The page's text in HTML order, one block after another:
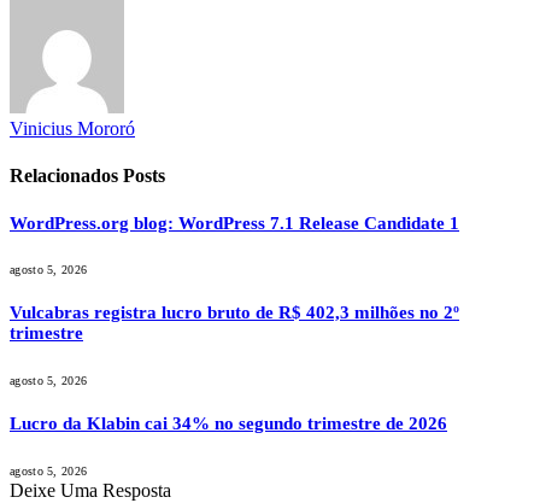
Vinicius Mororó
Relacionados Posts
WordPress.org blog: WordPress 7.1 Release Candidate 1
agosto 5, 2026
Vulcabras registra lucro bruto de R$ 402,3 milhões no 2º
trimestre
agosto 5, 2026
Lucro da Klabin cai 34% no segundo trimestre de 2026
agosto 5, 2026
Deixe Uma Resposta